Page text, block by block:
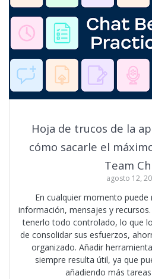
Hoja de trucos de la
cómo sacarle el
Team
agosto 12,
En cualquier momento
información, mensajes y
tenerlo todo controlado, lo que
de consolidar sus esfuerzos,
organizado. Añadir
siempre resulta útil, ya que
añadiendo más